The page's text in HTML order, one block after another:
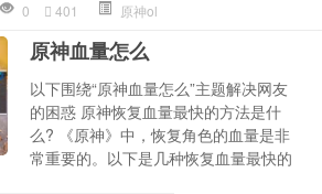
0 401 原神ol
原神血量怎么
以下围绕“原神血量怎么”主题解决网友
的困惑 原神恢复血量最快的方法是什
么? 《原神》中，恢复角色的血量是非
常重要的。以下是几种恢复血量最快的